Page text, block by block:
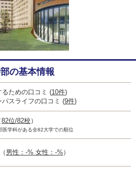
の基本情報
るための口コミ (10件)
パスライフの口コミ (9件)
82位/82校 ）
医学科がある全82大学での順位
（ 男性：-% 女性：-% ）